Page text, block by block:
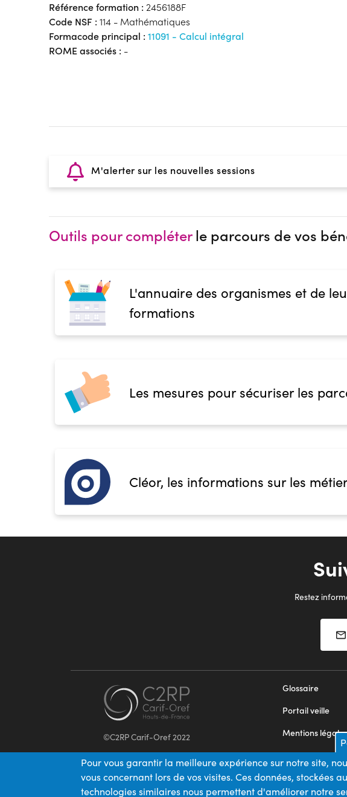
Référence formation : 2456188F
Code NSF : 114 - Mathématiques
Formacode principal : 11091 - Calcul intégral
ROME associés : -
M'alerter sur les nouvelles sessions
Outils pour compléterle parcours de vos
L'annuaire des organismes et de
formations
Les mesures pour sécuriser les
Cléor, les informations sur les
Restez
©C2RP Carif-Oref 2022
Glossaire
Portail veille
Mentions légales
Appels d'offres
Plan du site
Pour vous garantir la meilleure expérience sur notre site,
vous concernant lors de vos visites. Ces données, stockées
technologies similaires nous permettent d'améliorer notre